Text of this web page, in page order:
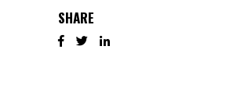
SHARE